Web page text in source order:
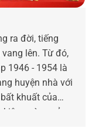
ra đời, tiếng
lên. Từ đó,
1946 - 1954 là
huyện nhà với
khuất của
cường của